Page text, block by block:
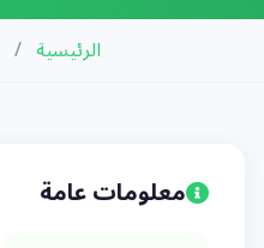
الرئيسية /
معلومات عامة